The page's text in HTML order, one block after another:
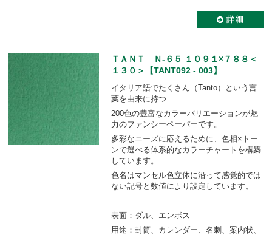
ＴＡＮＴ Ｎ-６５ １０９１×７８８＜
１３０＞【TANT092 - 003】
イタリア語でたくさん（Tanto）という言
葉を由来に持つ
200色の豊富なカラーバリエーションが魅
力のファンシーペーパーです。
多彩なニーズに応えるために、色相×トー
ンで選べる体系的なカラーチャートを構築
しています。
色名はマンセル色立体に沿って感覚的では
ない記号と数値により設定しています。
表面：ダル、エンボス
用途：封筒、カレンダー、名刺、案内状、